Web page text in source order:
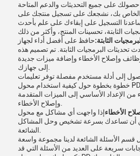
على جميع التحديثات والدعم المتاحة
الخاص بك، نشجعك على تسجيل منتجك على
التسجيل على إبقاءك على علم بأحدث
الثابتة:حافظ على أفضل أداء لجهاز PD Adapter
تحديثات البرمجيات الثابتة. تم تصميم هذه
وإصلاح الأخطاء وإضافة ميزات جديدة
إلى أدلة مستخدم مفصلة توفر تعليمات
خطوة بخطوة حول كيفية استخدام محول PD الخاص بك. تغطي هذه
الإعداد الأساسي إلى الميزات المتقدمة
الأخطاءإذا واجهت أي مشاكل مع محول PD الخاص بك، قسم
أن تساعدك بسرعة تشخيص وحل المشاكل
قسم الأسئلة الشائعة لدينا مجموعة واسعة
سريعة على العديد من الأسئلة التي قد